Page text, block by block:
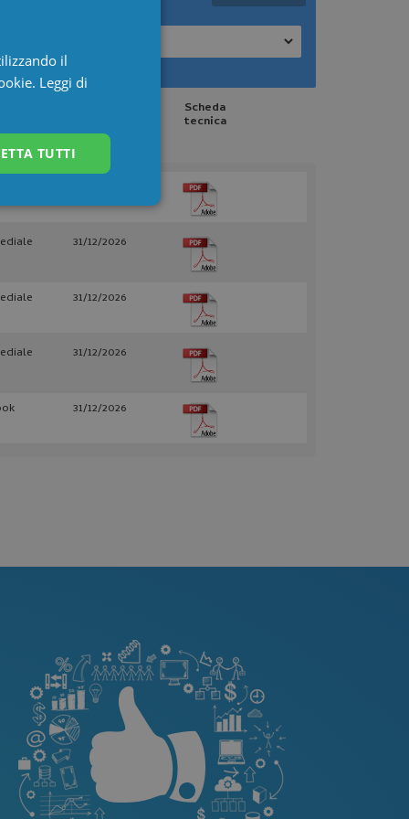
Scheda
tecnica
31/12/2026
31/12/2026
31/12/2026
31/12/2026
il
Leggi di
TUTTI
classificati
sulle pagine
dal servizio
associato a
che è un
del servizio di
utilizzato da
utilizzato per
un
casuale come
È incluso in ogni
sito e utilizzato
sessioni e
di analisi dei siti.